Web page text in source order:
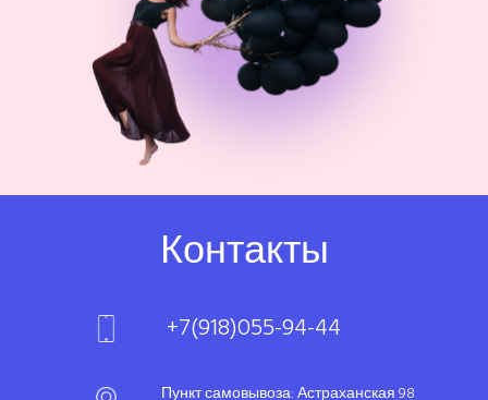
Контакты
Пункт самовывоза: Астраханская 98
+7(918)055-94-44